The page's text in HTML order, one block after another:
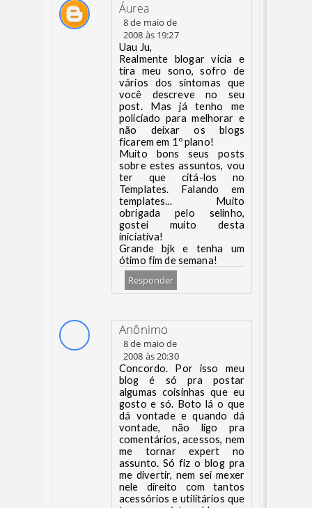
Áurea
8 de maio de
2008 às 19:27
Uau Ju,
Realmente blogar vicia e
tira meu sono, sofro de
vários dos sintomas que
você descreve no seu
post. Mas já tenho me
policiado para melhorar e
não deixar os blogs
ficarem em 1º plano!
Muito bons seus posts
sobre estes assuntos, vou
ter que citá-los no
Templates. Falando em
templates... Muito
obrigada pelo selinho,
gostei muito desta
iniciativa!
Grande bjk e tenha um
ótimo fim de semana!
Responder
Anônimo
8 de maio de
2008 às 20:30
Concordo. Por isso meu
blog é só pra postar
algumas coisinhas que eu
gosto e só. Boto lá o que
dá vontade e quando dá
vontade, não ligo pra
comentários, acessos, nem
me tornar expert no
assunto. Só fiz o blog pra
me divertir, nem sei mexer
nele direito com tantos
acessórios e utilitários que